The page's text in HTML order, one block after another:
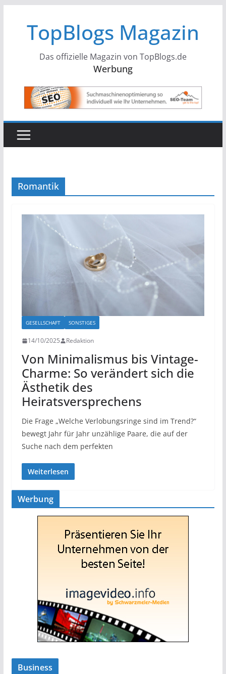
springenTopBlogs Magazin
Das offizielle Magazin von TopBlogs.de
Werbung
Romantik
GESELLSCHAFT SONSTIGES
14/10/2025 Redaktion
Von Minimalismus bis Vintage-
Charme: So verändert sich die
Ästhetik des
Heiratsversprechens
Die Frage „Welche Verlobungsringe sind im Trend?“
bewegt Jahr für Jahr unzählige Paare, die auf der
Suche nach dem perfekten
Weiterlesen
Werbung
Business